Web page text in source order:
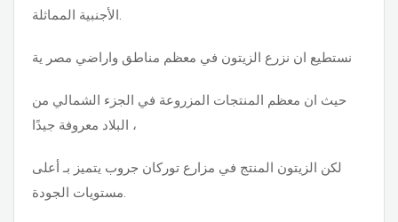
الأجنبية المماثلة.
نستطيع ان نزرع الزيتون في معظم مناطق واراضي مصر ية
حيث ان معظم المنتجات المزروعة في الجزء الشمالي من
البلاد معروفة جيدًا ،
لكن الزيتون المنتج في مزارع توركان جروب يتميز بـ أعلى
مستويات الجودة.